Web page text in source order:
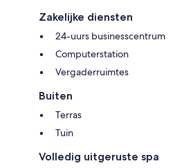
Zakelijke diensten
24-uurs businesscentrum
Computerstation
Vergaderruimtes
Buiten
Terras
Tuin
Volledig uitgeruste spa